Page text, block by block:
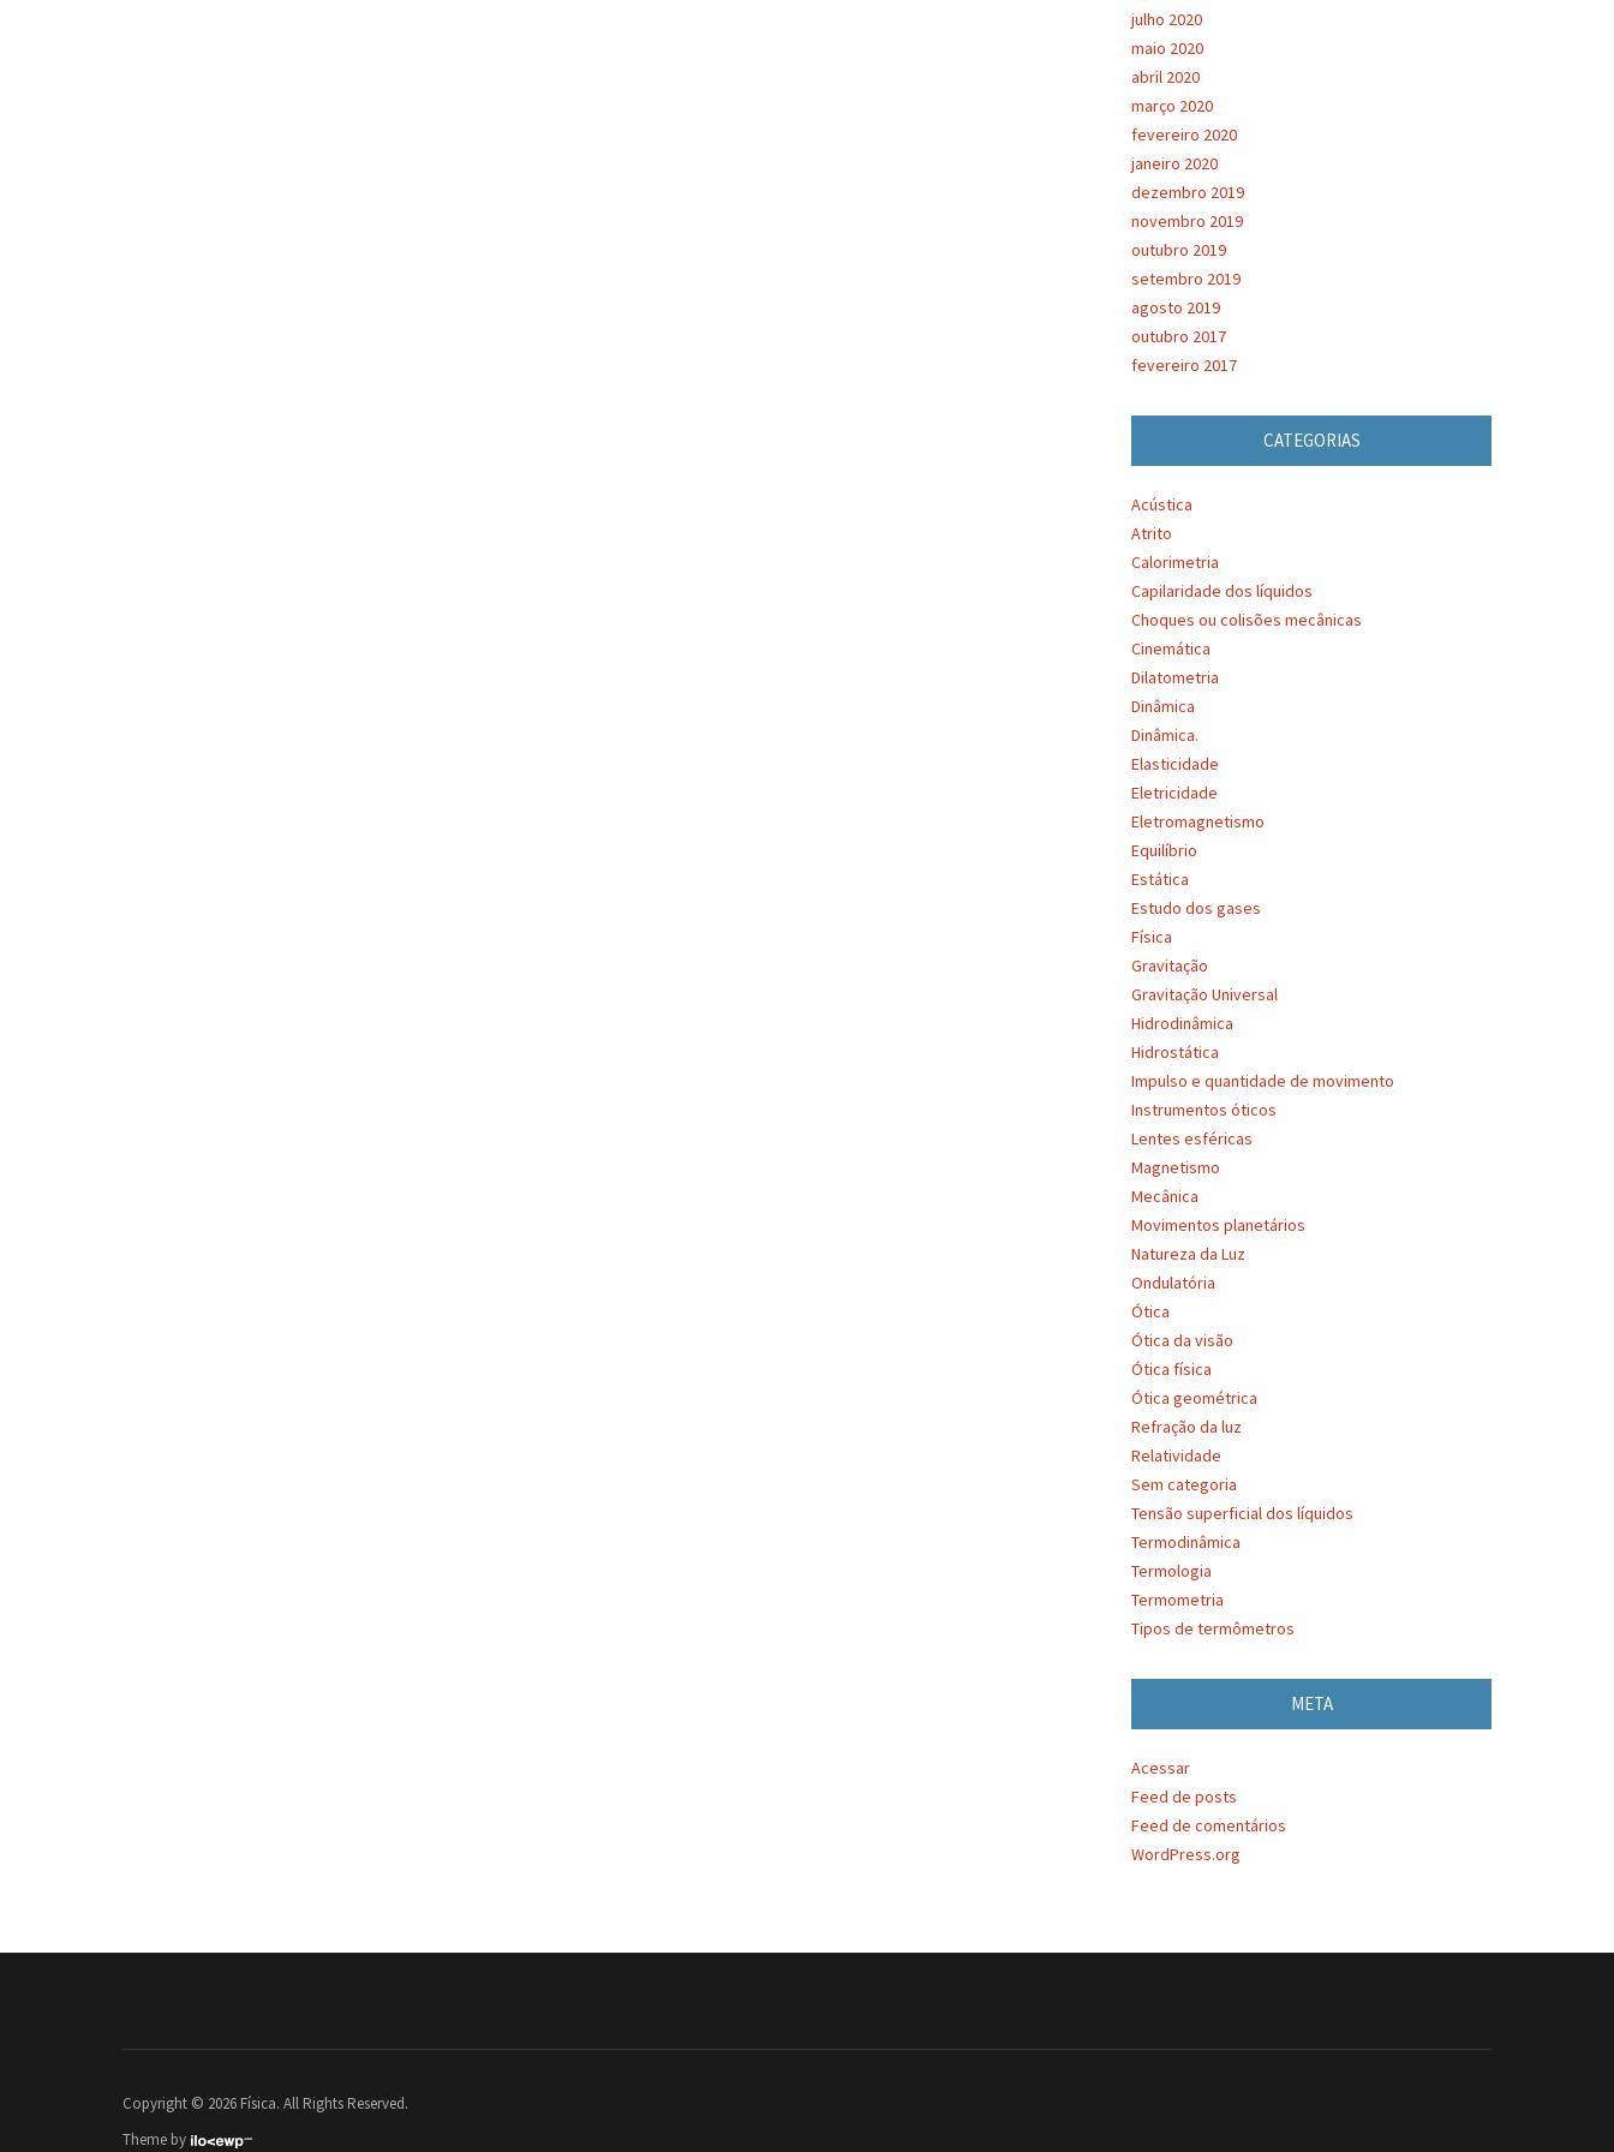
julho 2020
maio 2020
abril 2020
março 2020
fevereiro 2020
janeiro 2020
dezembro 2019
novembro 2019
outubro 2019
setembro 2019
agosto 2019
outubro 2017
fevereiro 2017
CATEGORIAS
Acústica
Atrito
Calorimetria
Capilaridade dos líquidos
Choques ou colisões mecânicas
Cinemática
Dilatometria
Dinâmica
Dinâmica.
Elasticidade
Eletricidade
Eletromagnetismo
Equilíbrio
Estática
Estudo dos gases
Física
Gravitação
Gravitação Universal
Hidrodinâmica
Hidrostática
Impulso e quantidade de movimento
Instrumentos óticos
Lentes esféricas
Magnetismo
Mecânica
Movimentos planetários
Natureza da Luz
Ondulatória
Ótica
Ótica da visão
Ótica física
Ótica geométrica
Refração da luz
Relatividade
Sem categoria
Tensão superficial dos líquidos
Termodinâmica
Termologia
Termometria
Tipos de termômetros
META
Acessar
Feed de posts
Feed de comentários
WordPress.org
Copyright © 2026 Física. All Rights Reserved.
Theme by